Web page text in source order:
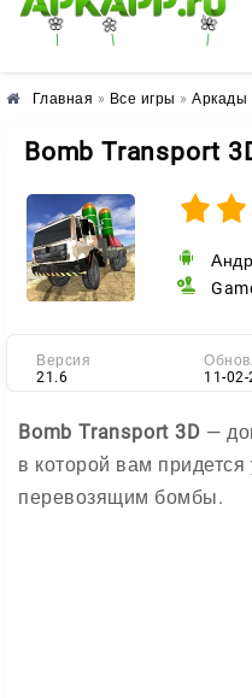
🌸 🌼 🌺
Главная » Все игры » Аркады
Bomb Transport
Версия
21.6
11-
Bomb Transport 3D —
в которой вам придется
перевозящим бомбы.